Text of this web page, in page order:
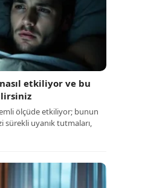
etkiliyor ve bu
ölçüde etkiliyor; bunun
sürekli uyanık tutmaları,